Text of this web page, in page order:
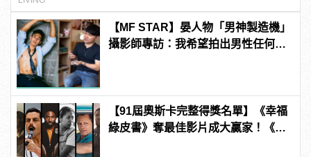
【MF STAR】晏人物「男神製造機」
攝影師專訪：我希望拍出男性任何尺
【91屆奧斯卡完整得獎名單】《幸福
綠皮書》奪最佳影片成大贏家！《波